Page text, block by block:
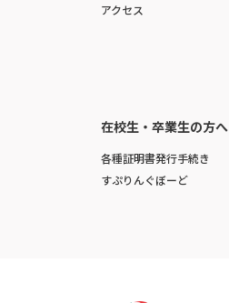
アクセス
在校生・卒業生の方へ
各種証明書発行手続き
すぷりんぐぼーど